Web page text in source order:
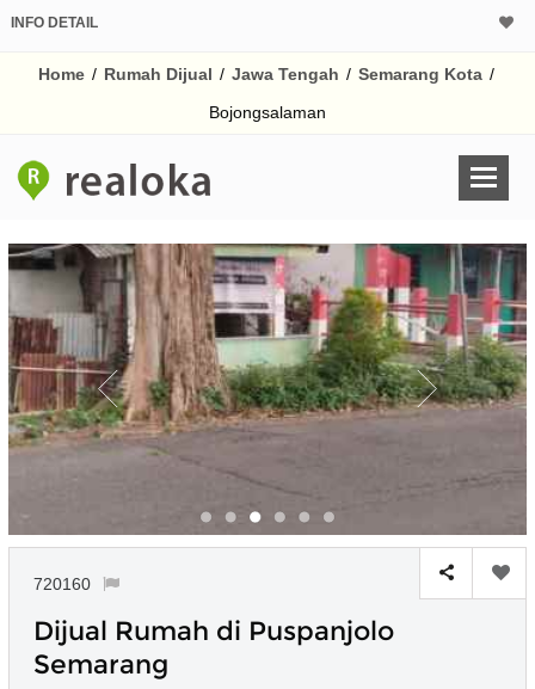
INFO DETAIL
Home / Rumah Dijual / Jawa Tengah / Semarang Kota /
Bojongsalaman
720160
Dijual Rumah di Puspanjolo
Semarang
Harga Rp
% /th
Untuk hasil simulasi
pada kotak-
Simpan